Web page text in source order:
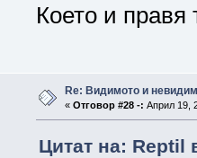
Което и правя
Re: Видимото и
« Отговор #28 -: Април 19,
Цитат на: Reptil